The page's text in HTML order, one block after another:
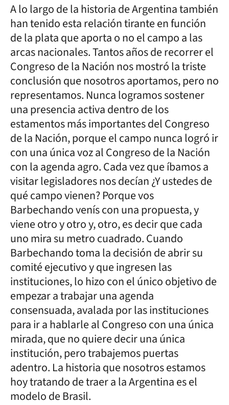
A lo largo de la historia de Argentina también
han tenido esta relación tirante en función
de la plata que aporta o no el campo a las
arcas nacionales. Tantos años de recorrer el
Congreso de la Nación nos mostró la triste
conclusión que nosotros aportamos, pero no
representamos. Nunca logramos sostener
una presencia activa dentro de los
estamentos más importantes del Congreso
de la Nación, porque el campo nunca logró ir
con una única voz al Congreso de la Nación
con la agenda agro. Cada vez que íbamos a
visitar legisladores nos decían ¿Y ustedes de
qué campo vienen? Porque vos
Barbechando venís con una propuesta, y
viene otro y otro y, otro, es decir que cada
uno mira su metro cuadrado. Cuando
Barbechando toma la decisión de abrir su
comité ejecutivo y que ingresen las
instituciones, lo hizo con el único objetivo de
empezar a trabajar una agenda
consensuada, avalada por las instituciones
para ir a hablarle al Congreso con una única
mirada, que no quiere decir una única
institución, pero trabajemos puertas
adentro. La historia que nosotros estamos
hoy tratando de traer a la Argentina es el
modelo de Brasil.